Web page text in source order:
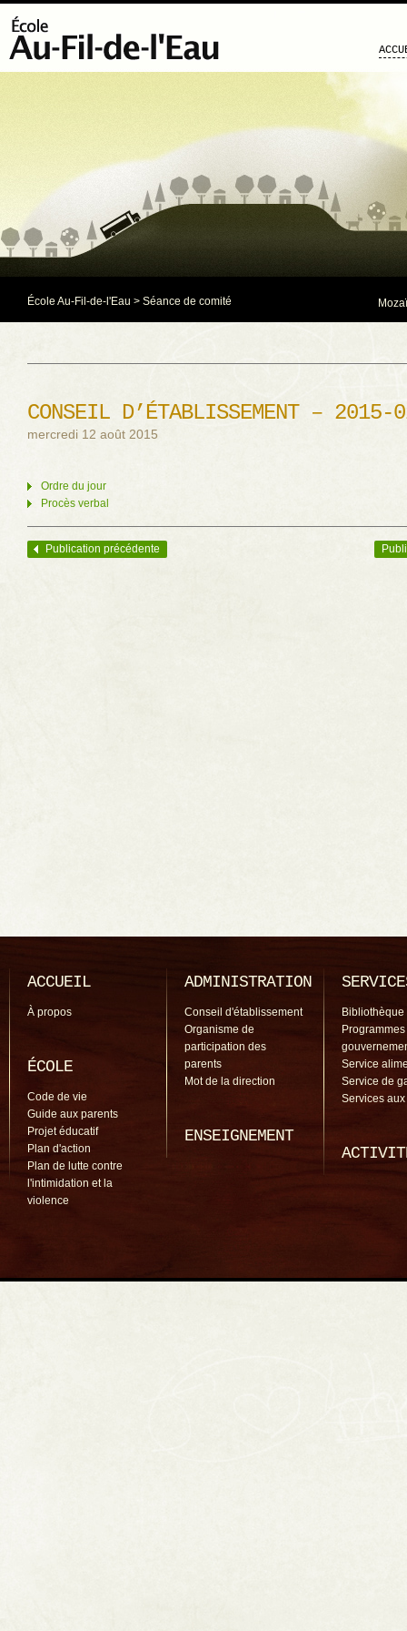
École Au-Fil-de-l'Eau > Séance de comité
CONSEIL D’ÉTABLISSEMENT – 2015-
mercredi 12 août 2015
Ordre du jour
Procès verbal
Navigation des articles
Publication précédente
ACCUEIL
À propos
ÉCOLE
Code de vie
Guide aux parents
Projet éducatif
Plan d'action
Plan de lutte contre
l'intimidation et la
violence
ADMINISTRATION
Conseil d'établissement
Organisme de
participation des
parents
Mot de la direction
ENSEIGNEMENT
Bibliothèque
Programmes
Service
Service de
Services